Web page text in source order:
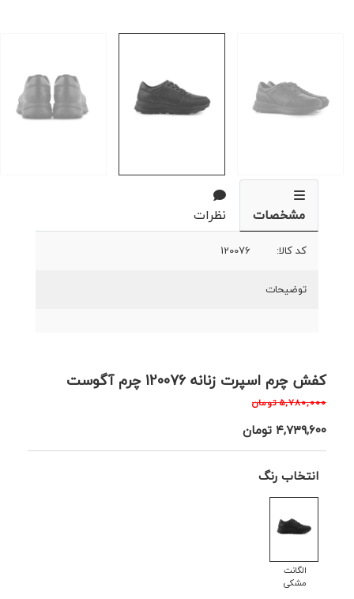
کفش چرم اسپرت زنانه 120076 چرم آگوست
۵,۷۸۰,۰۰۰ تومان
۴,۷۳۹,۶۰۰تومان
انتخاب رنگ
الگانت
مشکی
مشخصات نظرات
کد کالا: 120076
توضیحات